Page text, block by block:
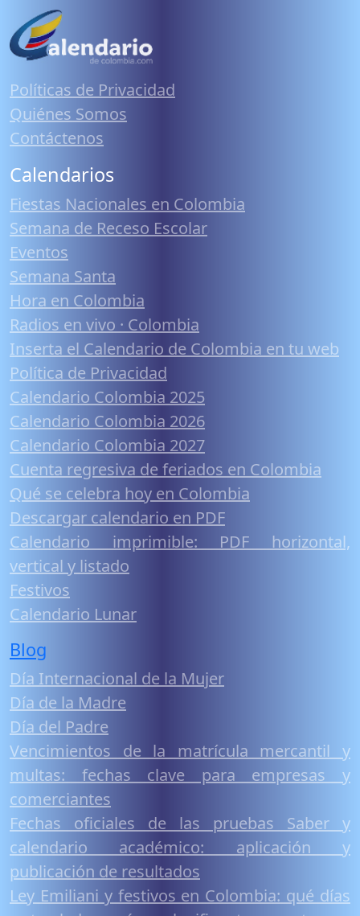
Políticas de Privacidad
Quiénes Somos
Contáctenos
Calendarios
Fiestas Nacionales en Colombia
Semana de Receso Escolar
Eventos
Semana Santa
Hora en Colombia
Radios en vivo · Colombia
Inserta el Calendario de Colombia en tu web
Política de Privacidad
Calendario Colombia 2025
Calendario Colombia 2026
Calendario Colombia 2027
Cuenta regresiva de feriados en Colombia
Qué se celebra hoy en Colombia
Descargar calendario en PDF
Calendario imprimible: PDF horizontal,
vertical y listado
Festivos
Calendario Lunar
Blog
Día Internacional de la Mujer
Día de la Madre
Día del Padre
Vencimientos de la matrícula mercantil y
multas: fechas clave para empresas y
comerciantes
Fechas oficiales de las pruebas Saber y
calendario académico: aplicación y
publicación de resultados
Ley Emiliani y festivos en Colombia: qué días